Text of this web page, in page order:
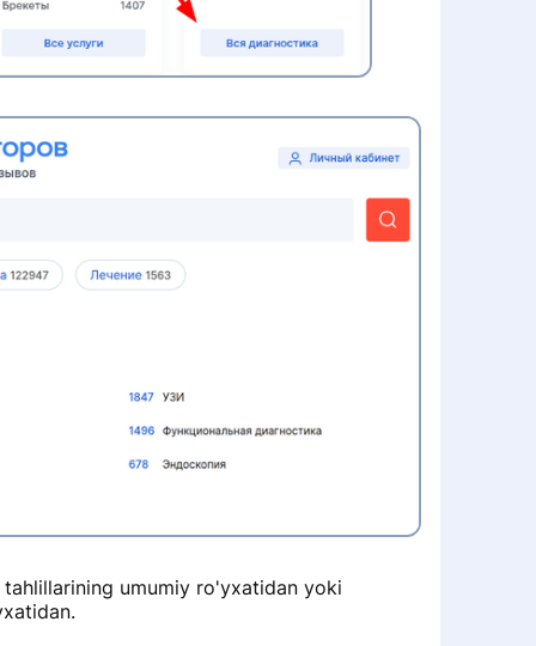
umumiy ro'yxatidan yoki